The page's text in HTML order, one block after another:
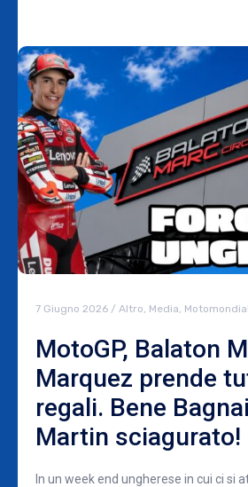
7 Giugno 2026 / Altro Media
MotoGP, Balaton
Marquez prende
regali. Bene
Martin sciagurato!
In un week end ungherese in cui ci si